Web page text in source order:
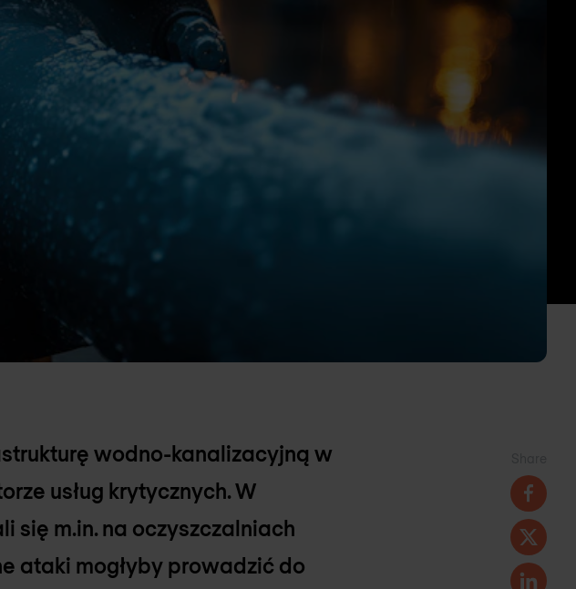
wodno-kanalizacyjną w
usług krytycznych. W
się m.in. na oczyszczalniach
ataki mogłyby prowadzić do